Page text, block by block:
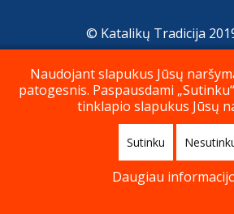
© Katalikų Tradicija
Į viršų
Naudojant slapukus Jūsų
patogesnis. Paspausdami
tinklapio slapukus Jūsų
Sutinku
Daugiau